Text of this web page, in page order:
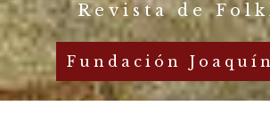
Revista de
Fundación